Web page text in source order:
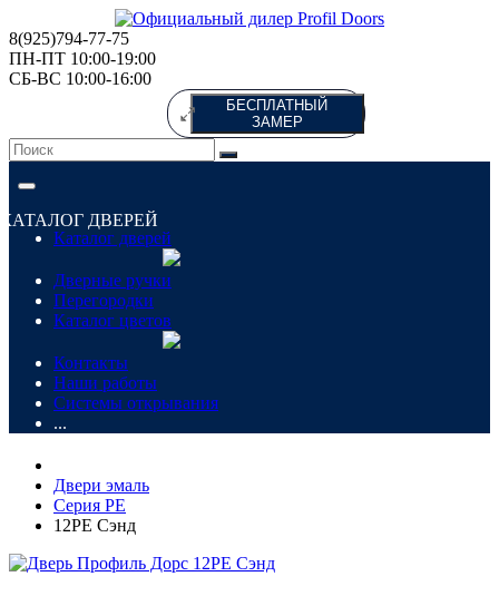
8(925)794-77-75
ПН-ПТ 10:00-19:00
СБ-ВС 10:00-16:00
БЕСПЛАТНЫЙ
ЗАМЕР
КАТАЛОГ ДВЕРЕЙ
Каталог дверей
Дверные ручки
Перегородки
Каталог цветов
Контакты
Наши работы
Системы открывания
...
Двери эмаль
Серия PE
12PE Сэнд